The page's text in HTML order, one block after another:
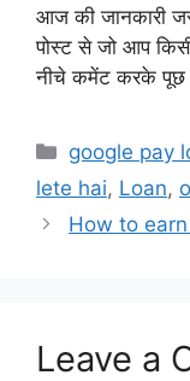
आज की जानकारी
पोस्ट से जो आप
नीचे कमेंट करके
Categories
google pay
lete hai, Loan,
How to
Leave a